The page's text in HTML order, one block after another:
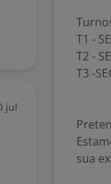
jul
T1 -
T2 -
T3 -
sua